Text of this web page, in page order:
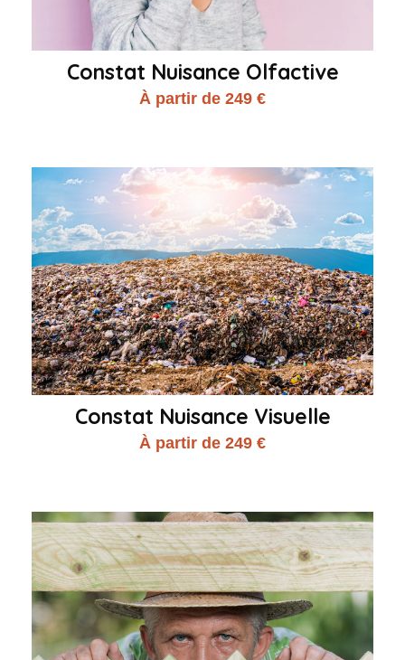
Constat Nuisance Olfactive
À partir de 249 €
Constat Nuisance Visuelle
À partir de 249 €